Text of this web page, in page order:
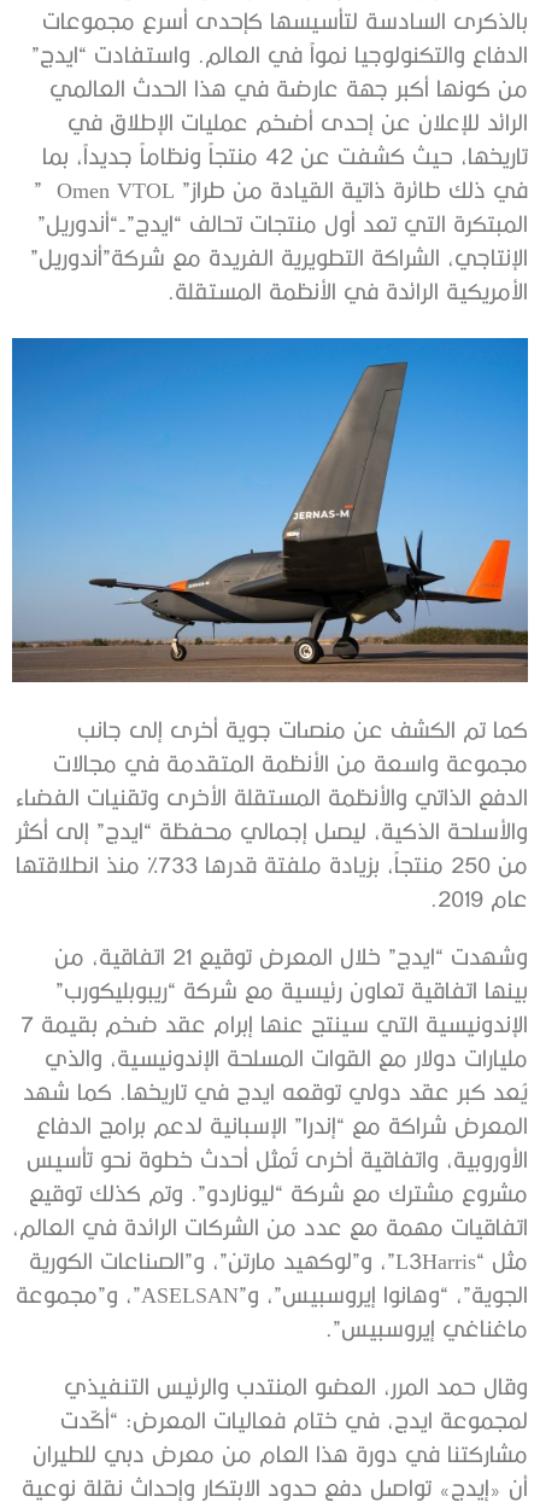
بالذكرى السادسة لتأسيسها كإحدى أسرع مجموعات
الدفاع والتكنولوجيا نمواً في العالم. واستفادت “ايدج”
من كونها أكبر جهة عارضة في هذا الحدث العالمي
الرائد للإعلان عن إحدى أضخم عمليات الإطلاق في
تاريخها، حيث كشفت عن 42 منتجاً ونظاماً جديداً، بما
في ذلك طائرة ذاتية القيادة من طراز” Omen VTOL ”
المبتكرة التي تعد أول منتجات تحالف “ايدج”-“أندوريل”
الإنتاجي، الشراكة التطويرية الفريدة مع شركة”أندوريل”
الأمريكية الرائدة في الأنظمة المستقلة.
كما تم الكشف عن منصات جوية أخرى إلى جانب
مجموعة واسعة من الأنظمة المتقدمة في مجالات
الدفع الذاتي والأنظمة المستقلة الأخرى وتقنيات الفضاء
والأسلحة الذكية، ليصل إجمالي محفظة “ايدج” إلى أكثر
من 250 منتجاً، بزيادة ملفتة قدرها 733% منذ انطلاقتها
عام 2019.
وشهدت “ايدج” خلال المعرض توقيع 21 اتفاقية، من
بينها اتفاقية تعاون رئيسية مع شركة “ريبوبليكورب”
الإندونيسية التي سينتج عنها إبرام عقد ضخم بقيمة 7
مليارات دولار مع القوات المسلحة الإندونيسية، والذي
يُعد كبر عقد دولي توقعه ايدج في تاريخها. كما شهد
المعرض شراكة مع “إندرا” الإسبانية لدعم برامج الدفاع
الأوروبية، واتفاقية أخرى تُمثل أحدث خطوة نحو تأسيس
مشروع مشترك مع شركة “ليوناردو”. وتم كذلك توقيع
اتفاقيات مهمة مع عدد من الشركات الرائدة في العالم،
مثل “L3Harris”، و”لوكهيد مارتن”، و”الصناعات الكورية
الجوية”، “وهانوا إيروسبيس”، و”ASELSAN”، و”مجموعة
ماغناغي إيروسبيس”.
وقال حمد المرر، العضو المنتدب والرئيس التنفيذي
لمجموعة ايدج، في ختام فعاليات المعرض: “أكّدت
مشاركتنا في دورة هذا العام من معرض دبي للطيران
أن «إيدج» تواصل دفع حدود الابتكار وإحداث نقلة نوعية